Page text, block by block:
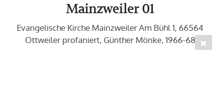
Mainzweiler 01
Evangelische Kirche Mainzweiler Am Bühl 1, 66564
Ottweiler profaniert, Günther Mönke, 1966-68